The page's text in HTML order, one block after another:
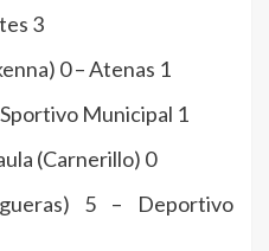
3
0 – Atenas 1
Sportivo Municipal 1
(Carnerillo) 0
5 – Deportivo